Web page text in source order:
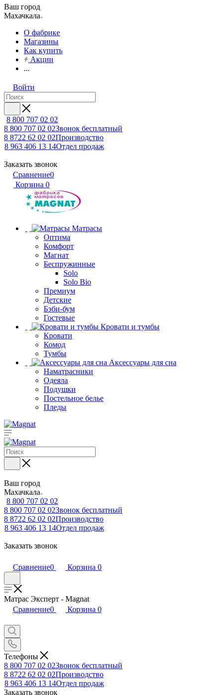
Ваш город
Махачкала
О фабрике
Магазины
Как купить
Акции
...
Войти
8 800 707 02 02
8 800 707 02 02Звонок бесплатный
8 8722 62 02 02Производство
8 963 406 13 14Отдел продаж
Заказать звонок
Сравнение0
Корзина 0
Матрасы
Оптима
Комфорт
Магнат
Беспружинные
Solo
Solo Bio
Премиум
Детские
Бэби-бум
Гостевые
Кровати и тумбы
Кровати
Комод
Тумбы
Аксессуары для сна
Наматрасники
Одеяла
Подушки
Постельное белье
Пледы
Ваш город
Махачкала
8 800 707 02 02
8 800 707 02 02Звонок бесплатный
8 8722 62 02 02Производство
8 963 406 13 14Отдел продаж
Заказать звонок
Сравнение0 Корзина 0
Матрас Эксперт - Magnat
Сравнение0 Корзина 0
Телефоны
8 800 707 02 02Звонок бесплатный
8 8722 62 02 02Производство
8 963 406 13 14Отдел продаж
Заказать звонок